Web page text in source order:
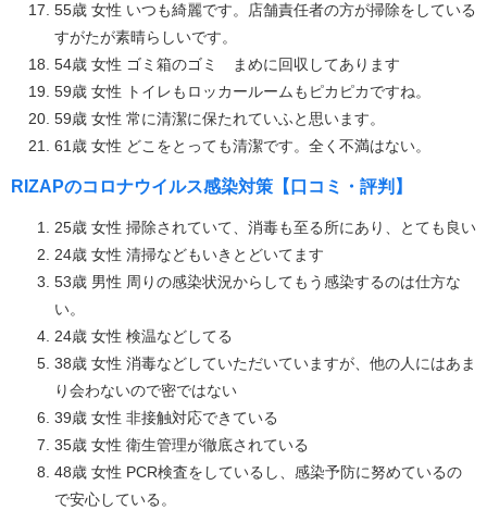
55歳 女性 いつも綺麗です。店舗責任者の方が掃除をしている
すがたが素晴らしいです。
54歳 女性 ゴミ箱のゴミ まめに回収してあります
59歳 女性 トイレもロッカールームもピカピカですね。
59歳 女性 常に清潔に保たれていふと思います。
61歳 女性 どこをとっても清潔です。全く不満はない。
RIZAPのコロナウイルス感染対策【口コミ・評判】
25歳 女性 掃除されていて、消毒も至る所にあり、とても良い
24歳 女性 清掃などもいきとどいてます
53歳 男性 周りの感染状況からしてもう感染するのは仕方な
い。
24歳 女性 検温などしてる
38歳 女性 消毒などしていただいていますが、他の人にはあま
り会わないので密ではない
39歳 女性 非接触対応できている
35歳 女性 衛生管理が徹底されている
48歳 女性 PCR検査をしているし、感染予防に努めているの
で安心している。